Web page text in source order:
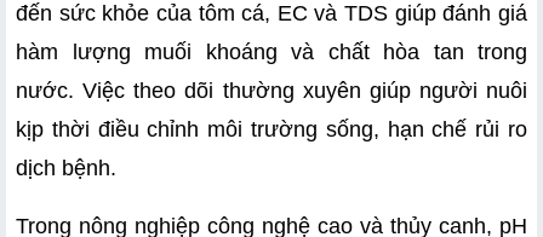
đến sức khỏe của tôm cá, EC và TDS giúp đánh giá
hàm lượng muối khoáng và chất hòa tan trong
nước. Việc theo dõi thường xuyên giúp người nuôi
kịp thời điều chỉnh môi trường sống, hạn chế rủi ro
dịch bệnh.
Trong nông nghiệp công nghệ cao và thủy canh, pH